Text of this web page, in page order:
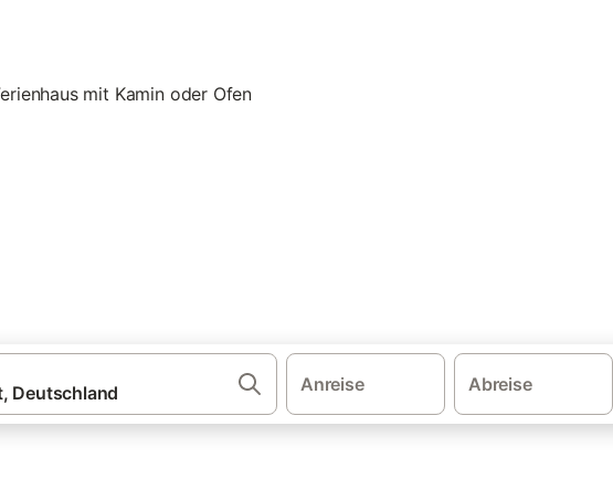
Anreise Abreise